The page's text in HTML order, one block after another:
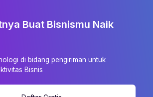
Buat Bisnismu Naik
di bidang pengiriman untuk
Bisnis